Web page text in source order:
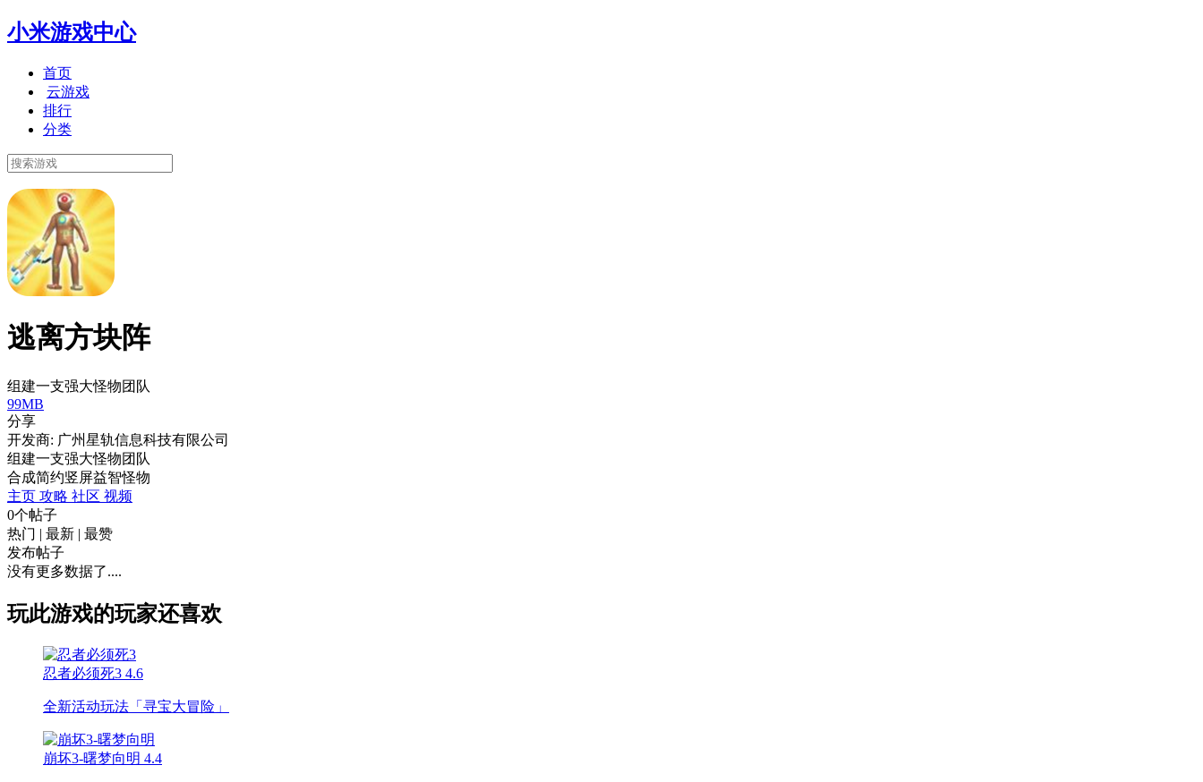
小米游戏中心
首页
云游戏
排行
分类
逃离方块阵
组建一支强大怪物团队
99MB
分享
开发商: 广州星轨信息科技有限公司
组建一支强大怪物团队
合成简约竖屏益智怪物
主页 攻略 社区 视频
0个帖子
热门 | 最新 | 最赞
发布帖子
没有更多数据了....
玩此游戏的玩家还喜欢
忍者必须死3 4.6
全新活动玩法「寻宝大冒险」
崩坏3-曙梦向明 4.4